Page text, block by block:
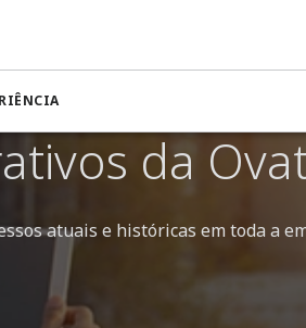
da
atuais e históricas em toda a